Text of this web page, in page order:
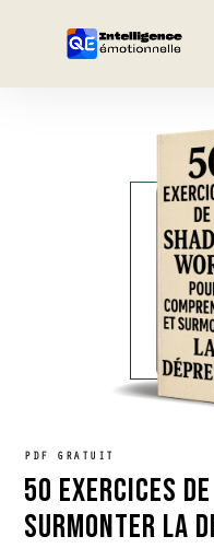
PDF GRATUIT
50 EXERCICES
SURMONTER LA